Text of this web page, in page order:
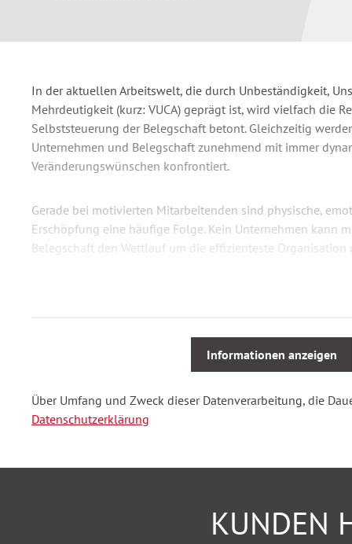
In der aktuellen Arbeitswelt, die durch Unbeständigkeit,
Mehrdeutigkeit (kurz: VUCA) geprägt ist, wird vielfach die
Selbststeuerung der Belegschaft betont. Gleichzeitig
Unternehmen und Belegschaft zunehmend mit immer
Veränderungswünschen konfrontiert.
Gerade bei motivierten Mitarbeitenden sind physische,
Erschöpfung eine häufige Folge. Kein Unternehmen kann
Belegschaft den Wettlauf um die effizienteste Organisation
Themenfelder aus dem Workshop
Stress, Burnout und Resilienz verstehen
Die eigene Sicht auf das Thema „Stress“
Eigener Perfektionismus
Persönliche Energiefresser
Informationen anzeigen
Über Umfang und Zweck dieser Datenverarbeitung, die
Datenschutzerklärung
KUNDEN